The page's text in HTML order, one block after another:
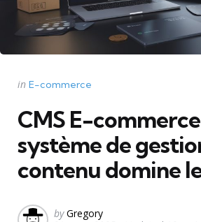
Categories
Posted
in E-commerce
CMS E-
système de
contenu domine
Posted
by Gregory